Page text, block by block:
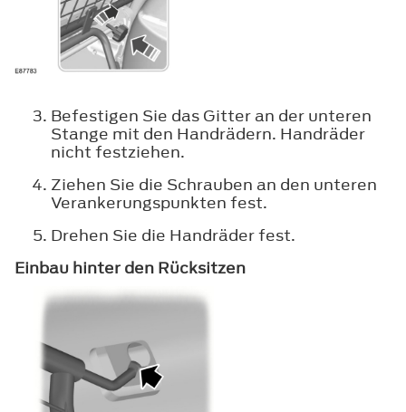
Befestigen Sie das Gitter an der unteren
Stange mit den Handrädern. Handräder
nicht festziehen.
Ziehen Sie die Schrauben an den unteren
Verankerungspunkten fest.
Drehen Sie die Handräder fest.
Einbau hinter den Rücksitzen